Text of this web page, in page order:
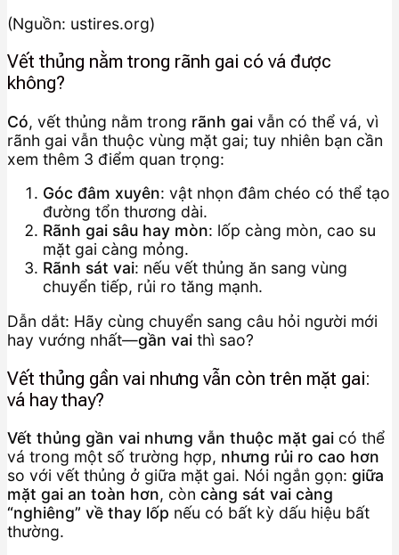
(Nguồn: ustires.org)
Vết thủng nằm trong rãnh gai có vá được
không?
Có, vết thủng nằm trong rãnh gai vẫn có thể vá, vì
rãnh gai vẫn thuộc vùng mặt gai; tuy nhiên bạn cần
xem thêm 3 điểm quan trọng:
Góc đâm xuyên: vật nhọn đâm chéo có thể tạo
đường tổn thương dài.
Rãnh gai sâu hay mòn: lốp càng mòn, cao su
mặt gai càng mỏng.
Rãnh sát vai: nếu vết thủng ăn sang vùng
chuyển tiếp, rủi ro tăng mạnh.
Dẫn dắt: Hãy cùng chuyển sang câu hỏi người mới
hay vướng nhất—gần vai thì sao?
Vết thủng gần vai nhưng vẫn còn trên mặt gai:
vá hay thay?
Vết thủng gần vai nhưng vẫn thuộc mặt gai có thể
vá trong một số trường hợp, nhưng rủi ro cao hơn
so với vết thủng ở giữa mặt gai. Nói ngắn gọn: giữa
mặt gai an toàn hơn, còn càng sát vai càng
“nghiêng” về thay lốp nếu có bất kỳ dấu hiệu bất
thường.